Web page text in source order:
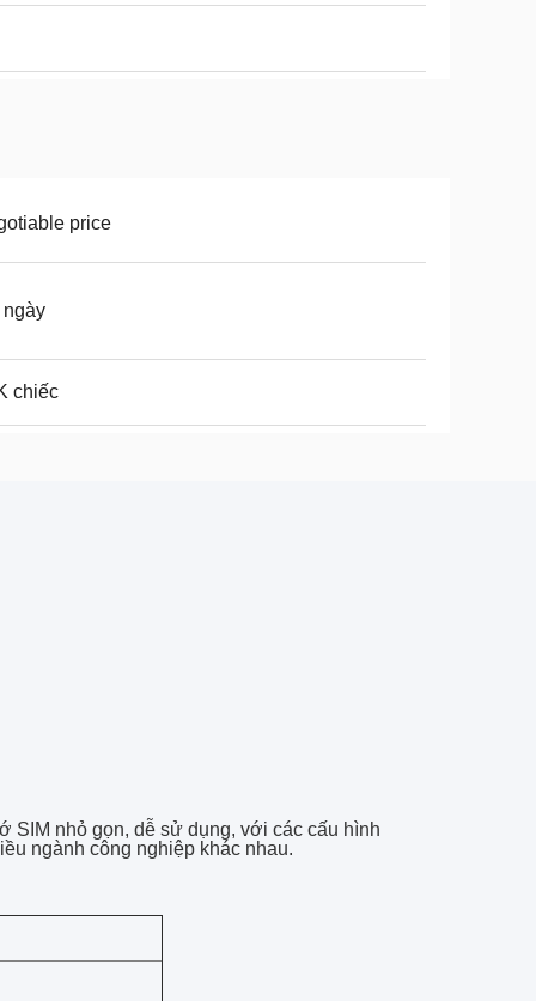
price
ngày
chiếc
SIM nhỏ gọn, dễ sử dụng, với các cấu hình
ngành công nghiệp khác nhau.